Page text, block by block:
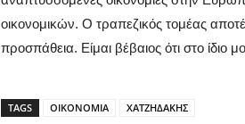
οικονομικών. Ο τραπεζικός τομέας
προσπάθεια. Είμαι βέβαιος ότι στο ίδιο
TAGS ΟΙΚΟΝΟΜΙΑ ΧΑΤΖΗΔΑΚΗΣ